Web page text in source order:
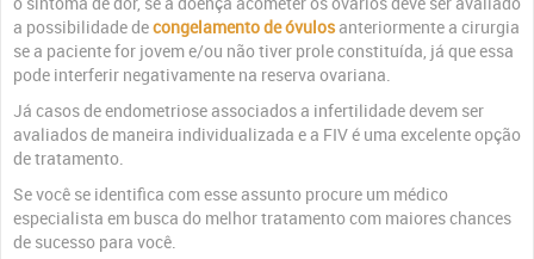
a possibilidade decongelamento de óvulosanteriormente a cirurgia
se a paciente for jovem e/ou não tiver prole constituída, já que essa
pode interferir negativamente na reserva ovariana.
Já casos de endometriose associados a infertilidade devem ser
avaliados de maneira individualizada e a FIV é uma excelente opção
de tratamento.
Se você se identifica com esse assunto procure um médico
especialista em busca do melhor tratamento com maiores chances
de sucesso para você.